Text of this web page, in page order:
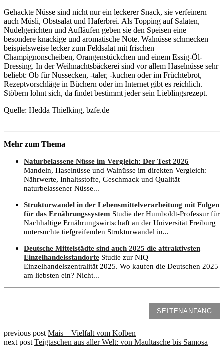
Gehackte Nüsse sind nicht nur ein leckerer Snack, sie verfeinern
auch Müsli, Obstsalat und Haferbrei. Als Topping auf Salaten,
Nudelgerichten und Aufläufen geben sie den Speisen eine
besondere knackige und aromatische Note. Walnüsse schmecken
beispielsweise lecker zum Feldsalat mit frischen
Champignonscheiben, Orangenstückchen und einem Essig-Öl-
Dressing. In der Weihnachtsbäckerei sind vor allem Haselnüsse sehr
beliebt: Ob für Nussecken, -taler, -kuchen oder im Früchtebrot,
Rezeptvorschläge in Büchern oder im Internet gibt es reichlich.
Stöbern lohnt sich, da findet bestimmt jeder sein Lieblingsrezept.
Quelle: Hedda Thielking, bzfe.de
Mehr zum Thema
Naturbelassene Nüsse im Vergleich: Der Test 2026
Mandeln, Haselnüsse und Walnüsse im direkten Vergleich:
Nährwerte, Inhaltsstoffe, Geschmack und Qualität
naturbelassener Nüsse...
Strukturwandel in der Lebensmittelverarbeitung mit Folgen
für das Ernährungssystem Studie der Humboldt-Professur für
Nachhaltige Ernährungswirtschaft an der Universität Freiburg
untersuchte tiefgreifenden Strukturwandel in...
Deutsche Mittelstädte sind auch 2025 die attraktivsten
Einzelhandelsstandorte Studie zur NIQ
Einzelhandelszentralität 2025. Wo kaufen die Deutschen 2025
am liebsten ein? Nicht...
SEITENANFANG
previous post Mais – Vielfalt vom Kolben
next post Teigtaschen aus aller Welt: von Maultasche bis Samosa